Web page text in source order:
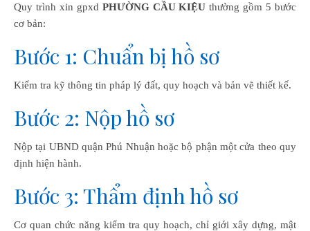
Quy trình xin gpxd PHƯỜNG CẦU KIỆU thường gồm 5 bước
cơ bản:
Bước 1: Chuẩn bị hồ sơ
Kiểm tra kỹ thông tin pháp lý đất, quy hoạch và bản vẽ thiết kế.
Bước 2: Nộp hồ sơ
Nộp tại UBND quận Phú Nhuận hoặc bộ phận một cửa theo quy
định hiện hành.
Bước 3: Thẩm định hồ sơ
Cơ quan chức năng kiểm tra quy hoạch, chỉ giới xây dựng, mật